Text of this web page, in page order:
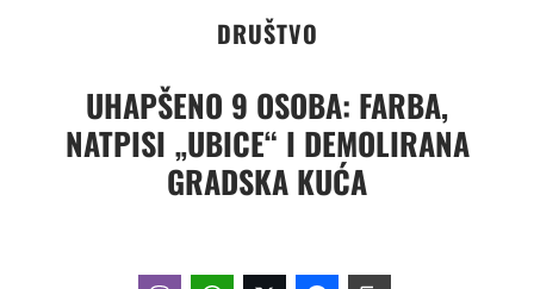
DRUŠTVO
UHAPŠENO 9 OSOBA: FARBA,
NATPISI „UBICE“ I DEMOLIRANA
GRADSKA KUĆA